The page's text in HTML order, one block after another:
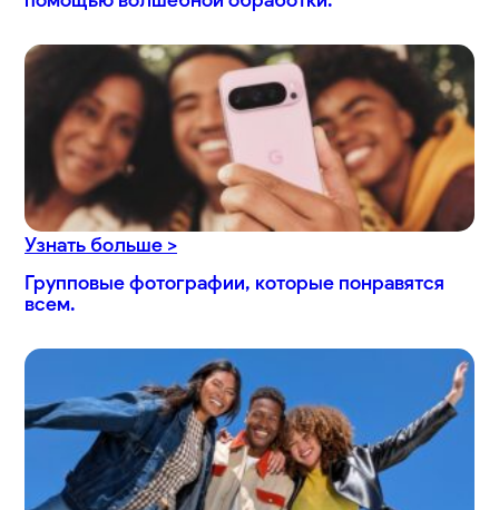
Узнать больше >
Групповые фотографии, которые понравятся
всем.